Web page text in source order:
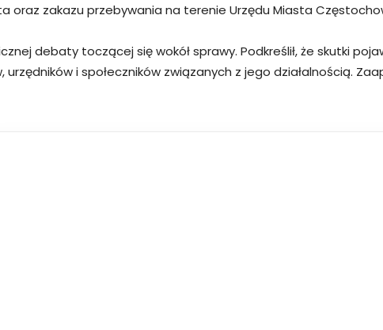
oraz zakazu przebywania na terenie Urzędu Miasta
debaty toczącej się wokół sprawy. Podkreślił, że skutki
i społeczników związanych z jego działalnością.